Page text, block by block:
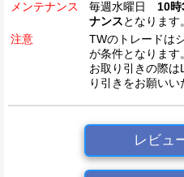
メンテナンス
毎週水曜日 10
ナンスとなります。
注意
TWのトレードは
が条件となります。
お取り引きの際は
り引きをお願いい
レビュ